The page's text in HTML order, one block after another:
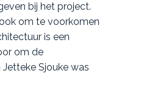
bij het project.
om te voorkomen
is een
om de
Sjouke was